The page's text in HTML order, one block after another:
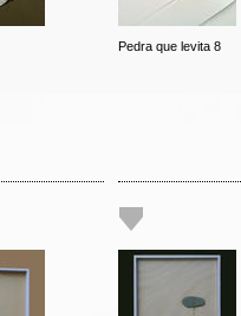
Pedra que levita 8